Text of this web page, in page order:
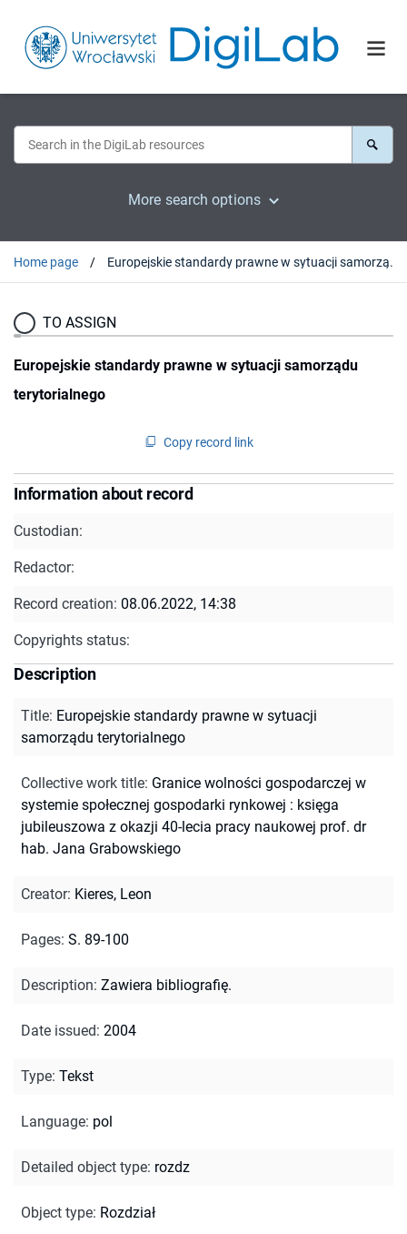
More search options
Home page Europejskie standardy prawne w sytuacji samorządu terytorialnego
TO ASSIGN
Europejskie standardy prawne w sytuacji samorządu
terytorialnego
Copy record link
Information about record
Custodian:
Redactor:
Record creation: 08.06.2022, 14:38
Copyrights status:
Description
Title: Europejskie standardy prawne w sytuacji
samorządu terytorialnego
Collective work title: Granice wolności gospodarczej w
systemie społecznej gospodarki rynkowej : księga
jubileuszowa z okazji 40-lecia pracy naukowej prof. dr
hab. Jana Grabowskiego
Creator: Kieres, Leon
Pages: S. 89-100
Description: Zawiera bibliografię.
Date issued: 2004
Type: Tekst
Language: pol
Detailed object type: rozdz
Object type: Rozdział